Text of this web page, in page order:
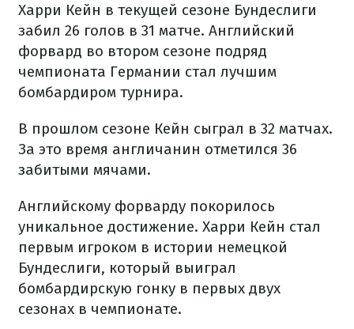
Харри Кейн в текущей сезоне Бундеслиги
забил 26 голов в 31 матче. Английский
форвард во втором сезоне подряд
чемпионата Германии стал лучшим
бомбардиром турнира.
В прошлом сезоне Кейн сыграл в 32 матчах.
За это время англичанин отметился 36
забитыми мячами.
Английскому форварду покорилось
уникальное достижение. Харри Кейн стал
первым игроком в истории немецкой
Бундеслиги, который выиграл
бомбардирскую гонку в первых двух
сезонах в чемпионате.